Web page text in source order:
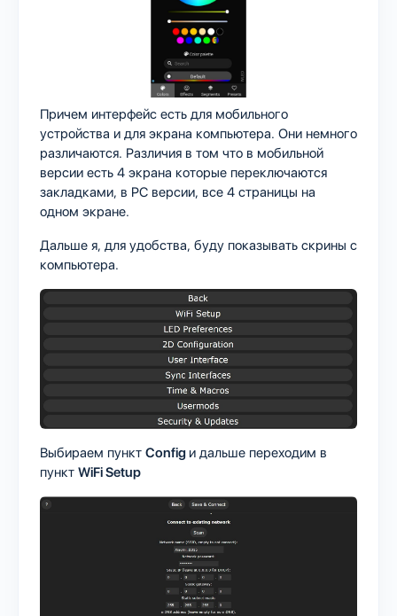
Причем интерфейс есть для мобильного
устройства и для экрана компьютера. Они немного
различаются. Различия в том что в мобильной
версии есть 4 экрана которые переключаются
закладками, в PC версии, все 4 страницы на
одном экране.
Дальше я, для удобства, буду показывать скрины с
компьютера.
Выбираем пункт Config и дальше переходим в
пункт WiFi Setup